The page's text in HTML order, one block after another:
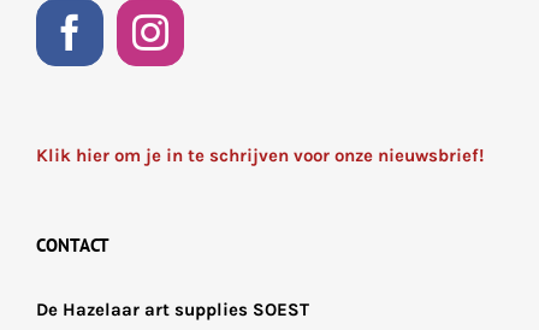
Klik hier om je in te schrijven voor onze nieuwsbrief!
CONTACT
De Hazelaar art supplies SOEST